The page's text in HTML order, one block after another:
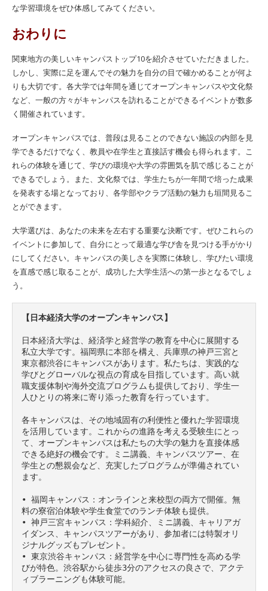
な学習環境をぜひ体感してみてください。
おわりに
関東地方の美しいキャンパストップ10を紹介させていただきました。
しかし、実際に足を運んでその魅力を自分の目で確かめることが何よ
りも大切です。各大学では年間を通じてオープンキャンパスや文化祭
など、一般の方々がキャンパスを訪れることができるイベントが数多
く開催されています。
オープンキャンパスでは、普段は見ることのできない施設の内部を見
学できるだけでなく、教員や在学生と直接話す機会も得られます。こ
れらの体験を通じて、学びの環境や大学の雰囲気を肌で感じることが
できるでしょう。また、文化祭では、学生たちが一年間で培った成果
を発表する場となっており、各学部やクラブ活動の魅力も垣間見るこ
とができます。
大学選びは、あなたの未来を左右する重要な決断です。ぜひこれらの
イベントに参加して、自分にとって最適な学び舎を見つける手がかり
にしてください。キャンパスの美しさを実際に体験し、学びたい環境
を直感で感じ取ることが、成功した大学生活への第一歩となるでしょ
う。
【日本経済大学のオープンキャンパス】
日本経済大学は、経済学と経営学の教育を中心に展開する
私立大学です。福岡県に本部を構え、兵庫県の神戸三宮と
東京都渋谷にキャンパスがあります。私たちは、実践的な
学びとグローバルな視点の育成を目指しています。高い就
職支援体制や海外交流プログラムも提供しており、学生一
人ひとりの将来に寄り添った教育を行っています。
各キャンパスは、その地域固有の利便性と優れた学習環境
を活用しています。これからの進路を考える受験生にとっ
て、オープンキャンパスは私たちの大学の魅力を直接体感
できる絶好の機会です。ミニ講義、キャンパスツアー、在
学生との懇親会など、充実したプログラムが準備されてい
ます。
• 福岡キャンパス：オンラインと来校型の両方で開催。無
料の寮宿泊体験や学生食堂でのランチ体験も提供。
• 神戸三宮キャンパス：学科紹介、ミニ講義、キャリアガ
イダンス、キャンパスツアーがあり、参加者には特製オリ
ジナルグッズもプレゼント。
• 東京渋谷キャンパス：経営学を中心に専門性を高める学
びが特色。渋谷駅から徒歩3分のアクセスの良さで、アクテ
ィブラーニングも体験可能。